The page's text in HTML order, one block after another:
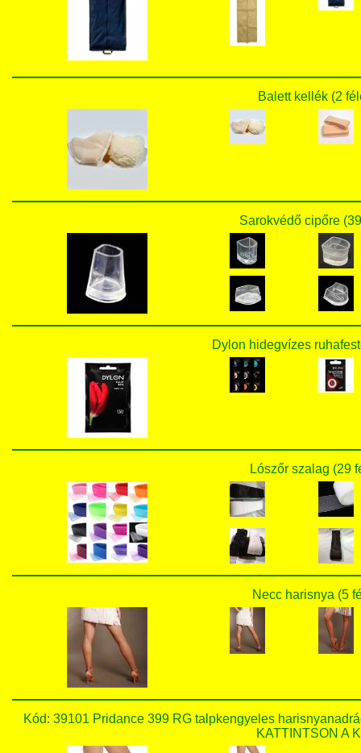
Balett kellék (2
Sarokvédő cipőre
Dylon hidegvízes
Lószőr szalag (29
Necc harisnya (5
Kód: 39101 Pridance 399 RG talpkengyeles
KATTINTSON A